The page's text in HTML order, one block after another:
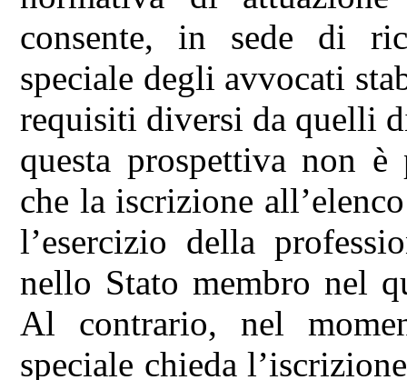
consente, in sede di
speciale degli avvocati
requisiti diversi da quelli
questa prospettiva non
che la iscrizione
l’esercizio della
nello Stato membro nel
Al contrario, nel
speciale chieda